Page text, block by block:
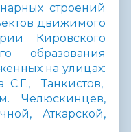
строений
движимого
Кировского
образования
на улицах:
Танкистов,
Челюскинцев,
Аткарской,